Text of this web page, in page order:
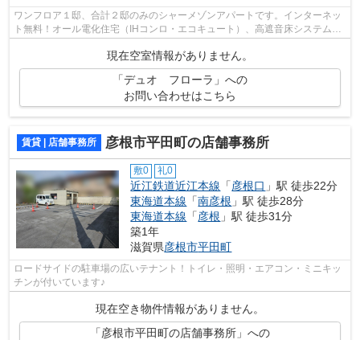
ワンフロア１邸、合計２邸のみのシャーメゾンアパートです。インターネッ
ト無料！オール電化住宅（IHコンロ・エコキュート）、高遮音床システム
現在空室情報がありません。
「デュオ フローラ」への
お問い合わせはこちら
賃貸 | 店舗事務所 彦根市平田町の店舗事務所
敷0 礼0
近江鉄道近江本線 「彦根口 」駅 徒歩22分
東海道本線 「南彦根 」駅 徒歩28分
東海道本線 「彦根 」駅 徒歩31分
築1年
滋賀県彦根市平田町
ロードサイドの駐車場の広いテナント！トイレ・照明・エアコン・ミニキッ
チンが付いています♪
現在空き物件情報がありません。
「彦根市平田町の店舗事務所」への